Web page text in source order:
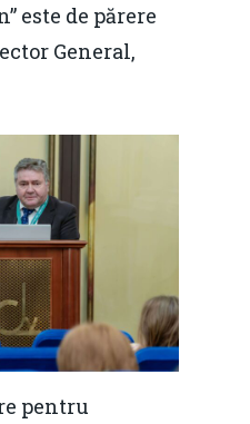
este de părere
General,
pentru
Home
Noutăți
Despre